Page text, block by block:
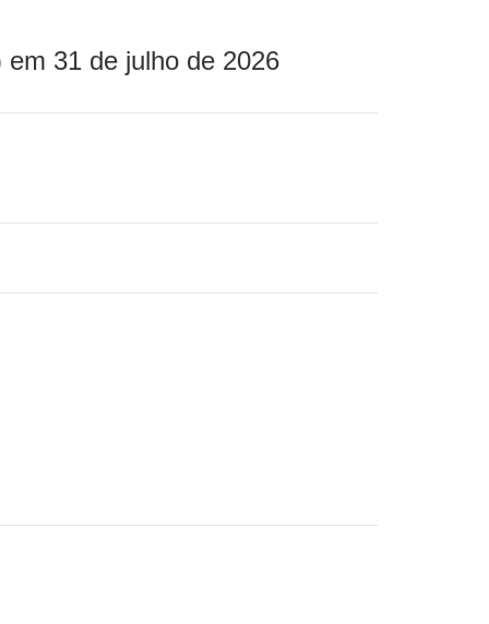
31 de julho de 2026